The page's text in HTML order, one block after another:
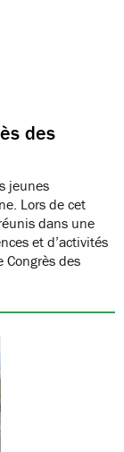
des
jeunes
Lors de cet
dans une
et d’activités
Congrès des